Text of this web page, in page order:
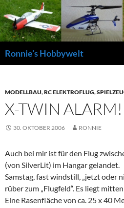
Zum
Inhalt
springen
Ronnie’s Hobbywelt
MODELLBAU,RC ELEKTROFLUG,
X-TWIN ALARM!
30. OKTOBER 2006 RONNIE
Auch bei mir ist für den Flug
(von SilverLit) im Hangar gelandet.
Samstag, fast windstill, „jetzt oder
rüber zum „Flugfeld“. Es liegt
Eine Rasenfläche von ca. 25 x 40